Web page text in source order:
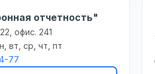
отчетность"
офис. 241
вт, ср, чт, пт
77